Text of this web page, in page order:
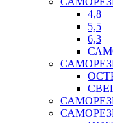
4,8
5,5
6,3